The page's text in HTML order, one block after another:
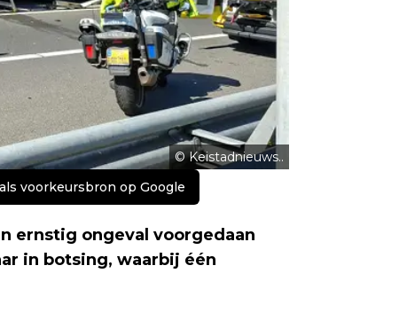
© Keistadnieuws..
voorkeursbron op Google
ernstig ongeval voorgedaan
in botsing, waarbij één